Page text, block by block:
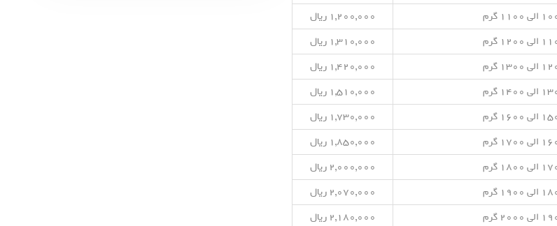
۱۱۰۰ گرم
۱,۲۰۰,۰۰۰ ریال
۱۲۰۰ گرم
۱,۳۱۰,۰۰۰ ریال
۱۳۰۰ گرم
۱,۴۲۰,۰۰۰ ریال
۱۴۰۰ گرم
۱,۵۱۰,۰۰۰ ریال
۱۶۰۰ گرم
۱,۷۳۰,۰۰۰ ریال
۱۷۰۰ گرم
۱,۸۵۰,۰۰۰ ریال
۱۸۰۰ گرم
۲,۰۰۰,۰۰۰ ریال
۱۹۰۰ گرم
۲,۰۷۰,۰۰۰ ریال
۲۰۰۰ گرم
۲,۱۸۰,۰۰۰ ریال